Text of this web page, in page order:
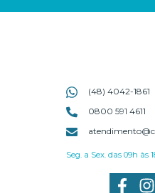
(48) 4042-1861
0800 591 4611
Seg. a Sex. das 09h às